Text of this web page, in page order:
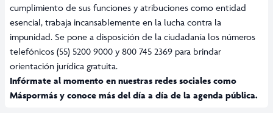
cumplimiento de sus funciones y atribuciones como entidad
esencial, trabaja incansablemente en la lucha contra la
impunidad. Se pone a disposición de la ciudadanía los números
telefónicos (55) 5200 9000 y 800 745 2369 para brindar
orientación jurídica gratuita.
Infórmate al momento en nuestras redes sociales como
Máspormás y conoce más del día a día de la agenda pública.